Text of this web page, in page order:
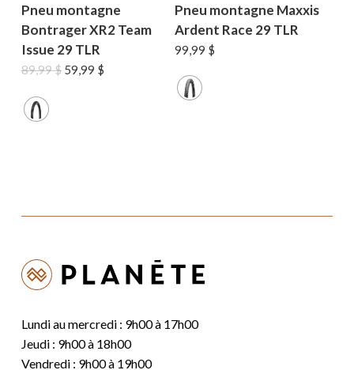
Pneu montagne
Bontrager XR2 Team
Issue 29 TLR
89,99$ Le
59,99 $Le
Pneu montagne Maxxis
Ardent Race 29 TLR
99,99 $
Lundi au mercredi : 9h00 à 17h00
Jeudi : 9h00 à 18h00
Vendredi : 9h00 à 19h00